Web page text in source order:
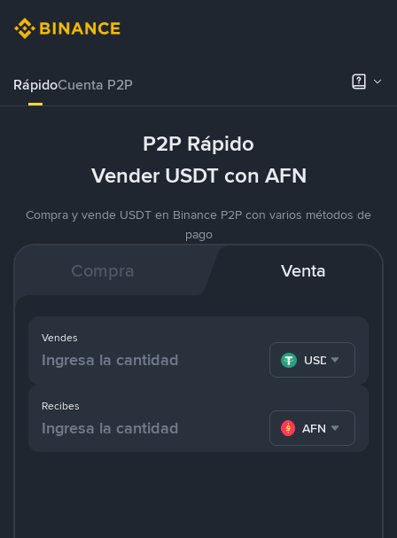
RápidoCuenta P2P
P2P Rápido
Vender USDT con AFN
Compra y vende USDT en Binance P2P con varios métodos de
pago
Compra Venta
Recibes
AFN
Vendes
USDT